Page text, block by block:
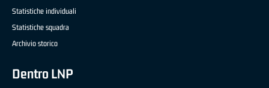
Statistiche individuali
Statistiche squadra
Archivio storico
Dentro LNP